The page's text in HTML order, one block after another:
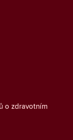
o zdravotním